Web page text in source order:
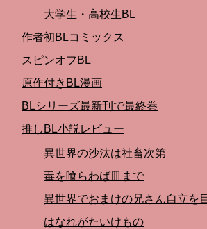
大学生・高校生BL
作者初BLコミックス
スピンオフBL
原作付きBL漫画
BLシリーズ最新刊で最終巻
推しBL小説レビュー
異世界の沙汰は社畜次第
毒を喰らわば皿まで
異世界でおまけの兄さん自立を
はなれがたいけもの